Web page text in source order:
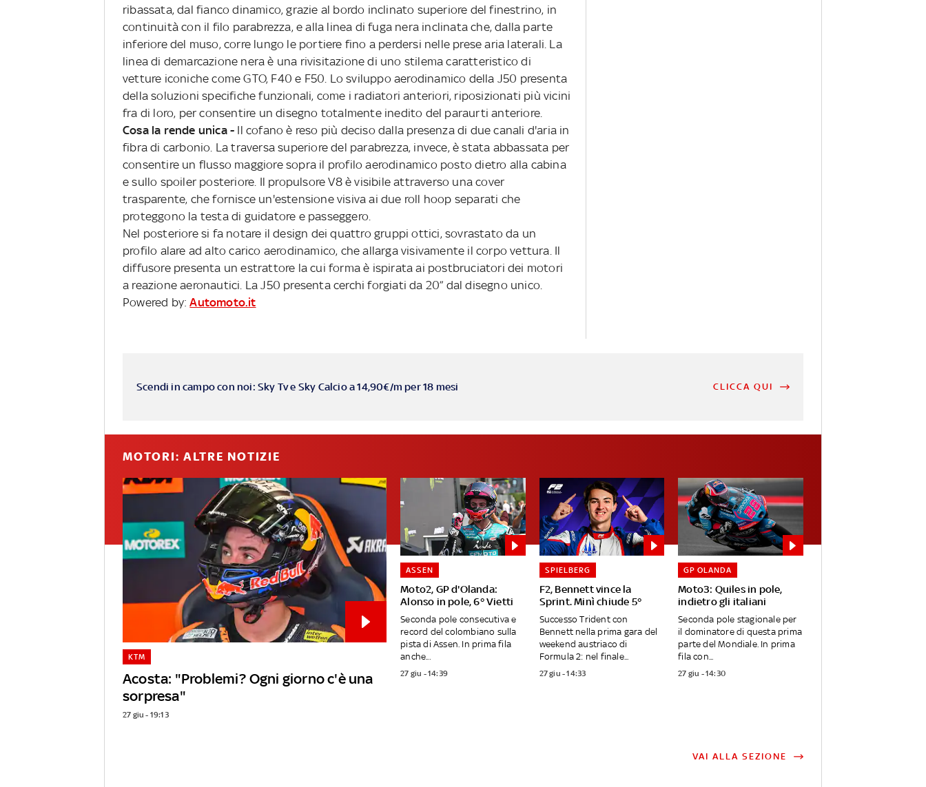
ribassata, dal fianco dinamico, grazie al bordo inclinato superiore del finestrino, in
continuità con il filo parabrezza, e alla linea di fuga nera inclinata che, dalla parte
inferiore del muso, corre lungo le portiere fino a perdersi nelle prese aria laterali. La
linea di demarcazione nera è una rivisitazione di uno stilema caratteristico di
vetture iconiche come GTO, F40 e F50. Lo sviluppo aerodinamico della J50 presenta
della soluzioni specifiche funzionali, come i radiatori anteriori, riposizionati più vicini
fra di loro, per consentire un disegno totalmente inedito del paraurti anteriore.
Cosa la rende unica - Il cofano è reso più deciso dalla presenza di due canali d'aria in
fibra di carbonio. La traversa superiore del parabrezza, invece, è stata abbassata per
consentire un flusso maggiore sopra il profilo aerodinamico posto dietro alla cabina
e sullo spoiler posteriore. Il propulsore V8 è visibile attraverso una cover
trasparente, che fornisce un'estensione visiva ai due roll hoop separati che
proteggono la testa di guidatore e passeggero.
Nel posteriore si fa notare il design dei quattro gruppi ottici, sovrastato da un
profilo alare ad alto carico aerodinamico, che allarga visivamente il corpo vettura. Il
diffusore presenta un estrattore la cui forma è ispirata ai postbruciatori dei motori
a reazione aeronautici. La J50 presenta cerchi forgiati da 20” dal disegno unico.
Powered by:Automoto.it
Scendi in campo con noi: Sky Tv e Sky Calcio a 14,90€/m per 18 mesi CLICCA QUI
MOTORI: ALTRE NOTIZIE
Acosta: "Problemi? Ogni giorno c'è una
sorpresa"
KTM
27 giu - 19:13
Moto2, GP d'Olanda:
Alonso in pole, 6° Vietti
ASSEN
Seconda pole consecutiva e
record del colombiano sulla
pista di Assen. In prima fila
anche...
27 giu - 14:39
F2, Bennett vince la
Sprint. Minì chiude 5°
SPIELBERG
Successo Trident con
Bennett nella prima gara del
weekend austriaco di
Formula 2: nel finale...
27 giu - 14:33
Moto3: Quiles in pole,
indietro gli italiani
GP OLANDA
Seconda pole stagionale per
il dominatore di questa prima
parte del Mondiale. In prima
fila con...
27 giu - 14:30
VAI ALLA SEZIONE